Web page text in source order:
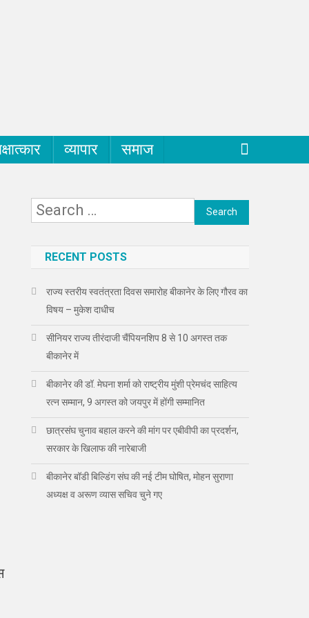
व्यापार समाज
Search
RECENT POSTS
राज्य स्तरीय स्वतंत्रता दिवस समारोह बीकानेर के लिए गौरव का
विषय – मुकेश दाधीच
सीनियर राज्य तीरंदाजी चैंपियनशिप 8 से 10 अगस्त तक
बीकानेर में
बीकानेर की डॉ. मेघना शर्मा को राष्ट्रीय मुंशी प्रेमचंद साहित्य
रत्न सम्मान, 9 अगस्त को जयपुर में होंगी सम्मानित
छात्रसंघ चुनाव बहाल करने की मांग पर एबीवीपी का प्रदर्शन,
सरकार के खिलाफ की नारेबाजी
बीकानेर बॉडी बिल्डिंग संघ की नई टीम घोषित, मोहन सुराणा
अध्यक्ष व अरूण व्यास सचिव चुने गए